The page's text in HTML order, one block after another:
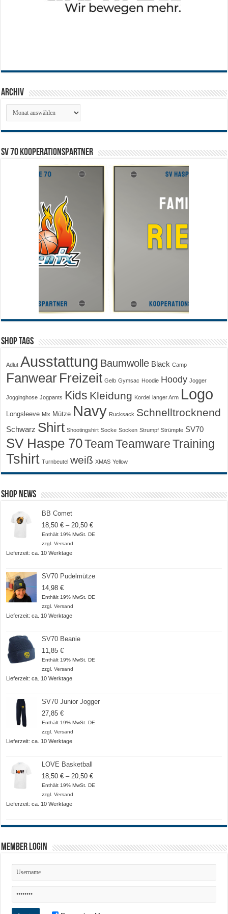
Archiv
Archiv
SV 70 Kooperationspartner
Shop Tags
Adlut Ausstattung Baumwolle Black Camp
Fanwear Freizeit Gelb Gymsac Hoodie Hoody Jogger
Jogginghose Jogpants Kids Kleidung Kordel langer Arm Logo
Longsleeve Mix Mütze Navy Rucksack Schnelltrocknend
Schwarz Shirt Shootingshirt Socke Socken Strumpf Strümpfe SV70
SV Haspe 70Team Teamware Training
Tshirt Turnbeutel weiß XMAS Yellow
Shop News
BB Comet
18,50€ – 20,50€Preisspanne:
18,50 €
Enthält 19% MwSt. DE
zzgl.Versand
Lieferzeit: ca. 10 Werktage
SV70 Pudelmütze
14,98€
Enthält 19% MwSt. DE
zzgl.Versand
Lieferzeit: ca. 10 Werktage
SV70 Beanie
11,85€
Enthält 19% MwSt. DE
zzgl.Versand
Lieferzeit: ca. 10 Werktage
SV70 Junior Jogger
27,85€
Enthält 19% MwSt. DE
zzgl.Versand
Lieferzeit: ca. 10 Werktage
LOVE Basketball
18,50€ – 20,50€Preisspanne:
18,50 €
Enthält 19% MwSt. DE
zzgl.Versand
Lieferzeit: ca. 10 Werktage
Member Login